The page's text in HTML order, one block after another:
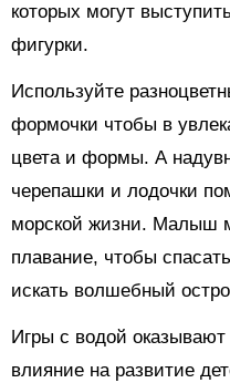
которых могут
фигурки.
Используйте
формочки чтобы в
цвета и формы. А
черепашки и лодочки
морской жизни. Малыш
плавание, чтобы
искать волшебный
Игры с водой оказывают
влияние на развитие